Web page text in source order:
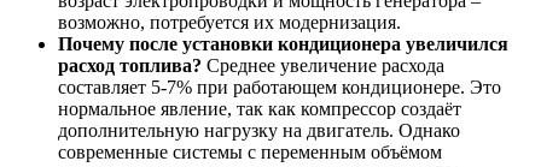
возможно, потребуется их модернизация.
Почему после установки кондиционера увеличился
расход топлива? Среднее увеличение расхода
составляет 5-7% при работающем кондиционере. Это
нормальное явление, так как компрессор создаёт
дополнительную нагрузку на двигатель. Однако
современные системы с переменным объёмом